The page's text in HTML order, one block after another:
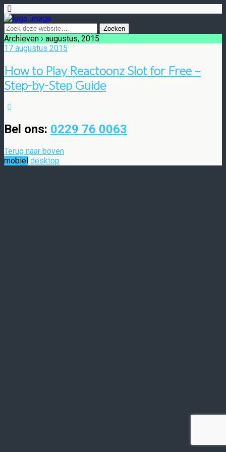
Archieven › augustus, 2015
17 augustus 2015
How to Play Reactoonz Slot for Free –
Step-by-Step Guide
Bel ons: 0229 76 0063
Terug naar boven
mobiel desktop